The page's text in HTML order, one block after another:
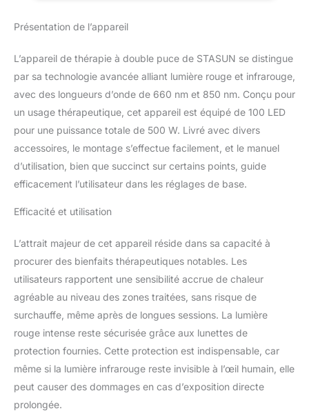
mode combiné assure
des effets synergiques et
répond à différents
Dose énergétique
professionnelle pour une
efficacité démontrable :
offre une densité
énergétique élevée de
plus de 167,4 mW/cm² à
reçoit une dose d'énergie
suffisante et
cliniquement efficace, la
base pour des résultats
technologie à quatre
spectres pour une
efficacité maximale :
grâce à la technologie
avancée LED à double
puce, chaque LED émet
Présentation de l’appareil
L’appareil de thérapie à double puce de STASUN se distingue
par sa technologie avancée alliant lumière rouge et infrarouge,
avec des longueurs d’onde de 660 nm et 850 nm. Conçu pour
un usage thérapeutique, cet appareil est équipé de 100 LED
pour une puissance totale de 500 W. Livré avec divers
accessoires, le montage s’effectue facilement, et le manuel
d’utilisation, bien que succinct sur certains points, guide
efficacement l’utilisateur dans les réglages de base.
Efficacité et utilisation
L’attrait majeur de cet appareil réside dans sa capacité à
procurer des bienfaits thérapeutiques notables. Les
utilisateurs rapportent une sensibilité accrue de chaleur
agréable au niveau des zones traitées, sans risque de
surchauffe, même après de longues sessions. La lumière
rouge intense reste sécurisée grâce aux lunettes de
protection fournies. Cette protection est indispensable, car
même si la lumière infrarouge reste invisible à l’œil humain, elle
peut causer des dommages en cas d’exposition directe
prolongée.